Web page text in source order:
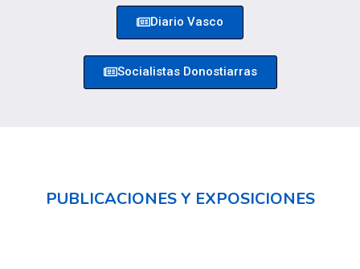
Diario Vasco
Socialistas Donostiarras
PUBLICACIONES Y EXPOSICIONES